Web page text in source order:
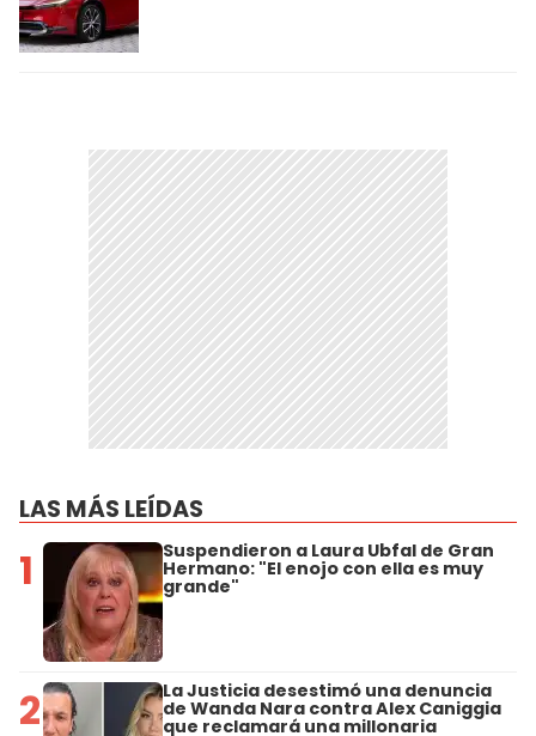
LAS MÁS LEÍDAS
1 Suspendieron a Laura Ubfal de Gran
Hermano: "El enojo con ella es muy
grande"
2 La Justicia desestimó una denuncia
de Wanda Nara contra Alex Caniggia
que reclamará una millonaria